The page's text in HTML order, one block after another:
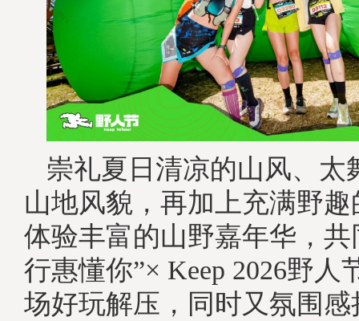
崇礼夏日清凉的山风、太
山地风貌，再加上充满野
体验丰富的山野嘉年华，共
行惠懂你”× Keep 2026野人
场好玩解压，同时又氛围